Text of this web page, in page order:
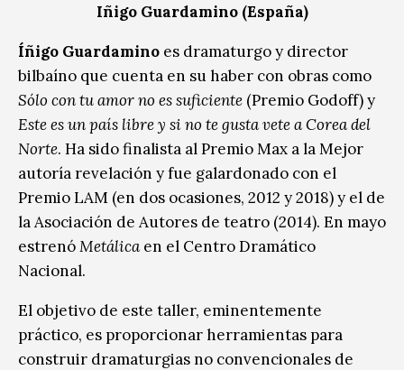
Iñigo Guardamino (España)
Íñigo Guardamino es dramaturgo y director
bilbaíno que cuenta en su haber con obras como
Sólo con tu amor no es suficiente (Premio Godoff) y
Este es un país libre y si no te gusta vete a Corea del
Norte. Ha sido finalista al Premio Max a la Mejor
autoría revelación y fue galardonado con el
Premio LAM (en dos ocasiones, 2012 y 2018) y el de
la Asociación de Autores de teatro (2014). En mayo
estrenóMetálica en el Centro Dramático
Nacional.
El objetivo de este taller, eminentemente
práctico, es proporcionar herramientas para
construir dramaturgias no convencionales de